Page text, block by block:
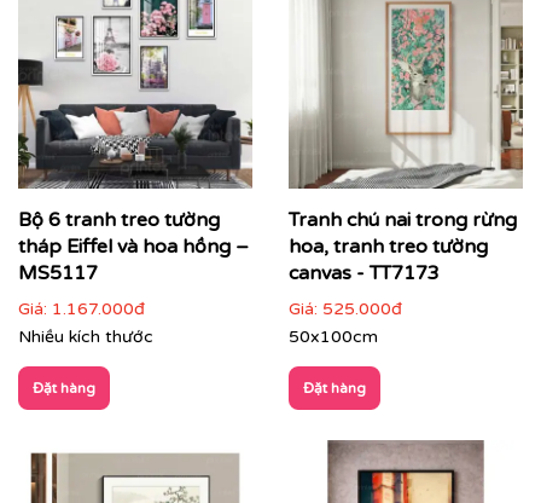
Phòng làm việc: giúp thư giãn tinh thần, tăng cảm
hứng sáng tạo
Bộ 6 tranh treo tường
tháp Eiffel và hoa hồng –
MS5117
Giá: 1.167.000đ
Nhiều kích thước
Đặt hàng
Tranh chú nai trong rừng
hoa, tranh treo tường
canvas - TT7173
Giá: 525.000đ
50x100cm
Đặt hàng